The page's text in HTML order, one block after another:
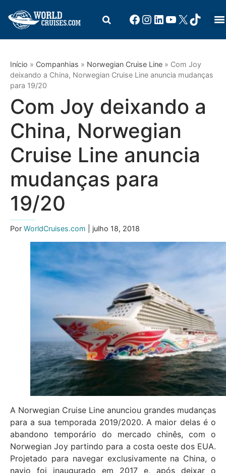
Início » Companhias » Norwegian Cruise Line » Com Joy
deixando a China, Norwegian Cruise Line anuncia mudanças
para 19/20
Com Joy deixando a
China, Norwegian
Cruise Line anuncia
mudanças para
19/20
Por WorldCruises.com | julho 18, 2018
A Norwegian Cruise Line anunciou grandes mudanças
para a sua temporada 2019/2020. A maior delas é o
abandono temporário do mercado chinês, com o
Norwegian Joy partindo para a costa oeste dos EUA.
Projetado para navegar exclusivamente na China, o
navio foi inaugurado em 2017 e, após deixar o